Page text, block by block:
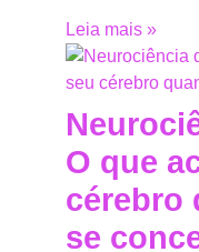
Leia mais »
O que
cérebro
se